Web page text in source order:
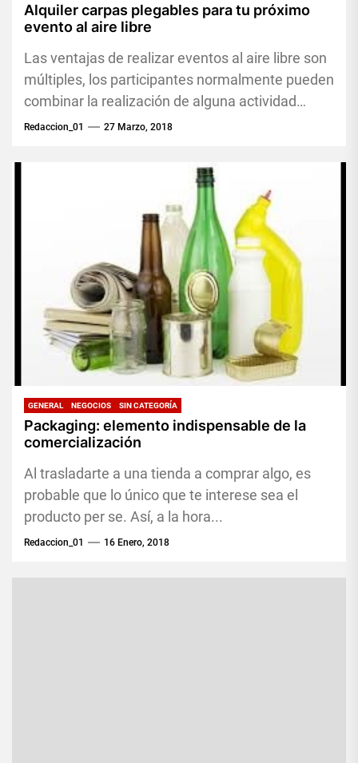
Alquiler carpas plegables para tu próximo
evento al aire libre
Las ventajas de realizar eventos al aire libre son
múltiples, los participantes normalmente pueden
combinar la realización de alguna actividad
como ver una exhibición o...
Redaccion_01 27 Marzo, 2018
GENERAL NEGOCIOS SIN CATEGORÍA
Packaging: elemento indispensable de la
comercialización
Al trasladarte a una tienda a comprar algo, es
probable que lo único que te interese sea el
producto per se. Así, a la hora...
Redaccion_01 16 Enero, 2018